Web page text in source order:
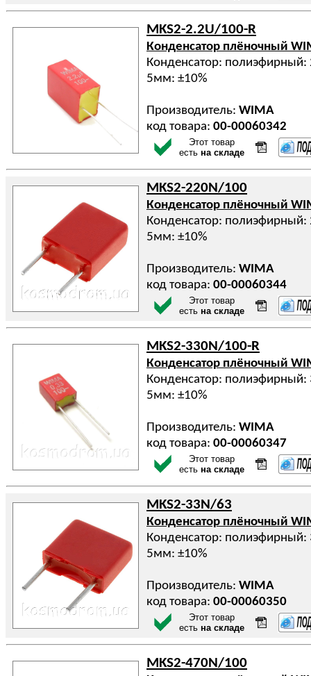
MKS2-2.2U/100-R
Конденсатор плёночный
Конденсатор:
5мм: ±10%
Производитель: WIMA
код товара: 00-00060342
Этот товар
есть на складе
MKS2-220N/100
Конденсатор плёночный
Конденсатор:
5мм: ±10%
Производитель: WIMA
код товара: 00-00060344
Этот товар
есть на складе
MKS2-330N/100-R
Конденсатор плёночный
Конденсатор:
5мм: ±10%
Производитель: WIMA
код товара: 00-00060347
Этот товар
есть на складе
MKS2-33N/63
Конденсатор плёночный
Конденсатор:
5мм: ±10%
Производитель: WIMA
код товара: 00-00060350
Этот товар
есть на складе
MKS2-470N/100